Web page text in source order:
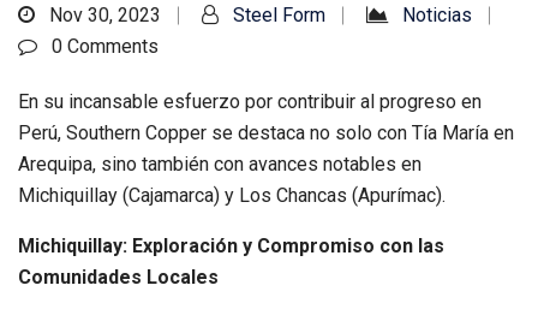
Nov 30, 2023 Steel Form
Noticias
0 Comments
En su incansable esfuerzo por contribuir al progreso en
Perú, Southern Copper se destaca no solo con Tía María en
Arequipa, sino también con avances notables en
Michiquillay (Cajamarca) y Los Chancas (Apurímac).
Michiquillay: Exploración y Compromiso con las
Comunidades Locales